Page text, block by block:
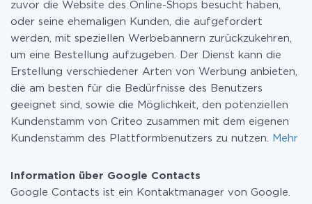
zuvor die Website des Online-Shops besucht haben,
oder seine ehemaligen Kunden, die aufgefordert
werden, mit speziellen Werbebannern zurückzukehren,
um eine Bestellung aufzugeben. Der Dienst kann die
Erstellung verschiedener Arten von Werbung anbieten,
die am besten für die Bedürfnisse des Benutzers
geeignet sind, sowie die Möglichkeit, den potenziellen
Kundenstamm von Criteo zusammen mit dem eigenen
Kundenstamm des Plattformbenutzers zu nutzen.
Mehr
Information über Google Contacts
Google Contacts ist ein Kontaktmanager von Google.